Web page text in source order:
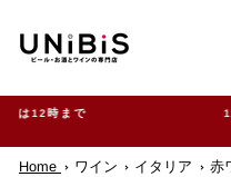
に
ッ
11,000円（税込）以上ご
Home ワイン イタリア 赤